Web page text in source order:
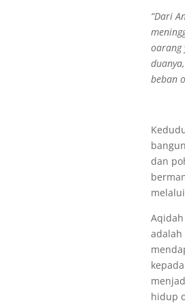
“Dari
oarang
beban
dan
hidup